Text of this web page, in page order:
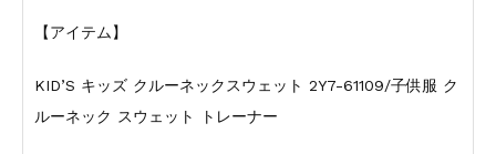
【アイテム】
KID’S キッズ クルーネックスウェット 2Y7-61109/子供服 ク
ルーネック スウェット トレーナー